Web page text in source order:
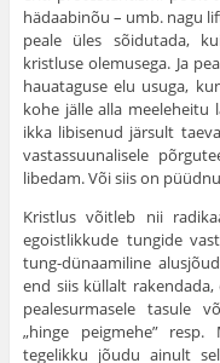
hädaabinõu – umb. nagu
peale üles sõidutada,
kristluse olemusega. Ja
hauataguse elu usuga,
kohe jälle alla meeleheitu
ikka libisenud järsult
vastassuunalisele
libedam. Või siis on
Kristlus võitleb nii
egoistlikkude tungide
tung-dünaamiline
end siis küllalt
pealesurmasele tasule
„hinge peigmehe”
tegelikku jõudu ainult